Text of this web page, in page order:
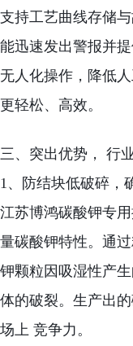
支持工艺曲线存储
能迅速发出警报并
无人化操作，降低
更轻松、高效。
三、突出优势， 行
1、防结块低破碎，
江苏博鸿碳酸钾专
量碳酸钾特性。通
钾颗粒因吸湿性产
体的破裂。生产出
场上 竞争力。